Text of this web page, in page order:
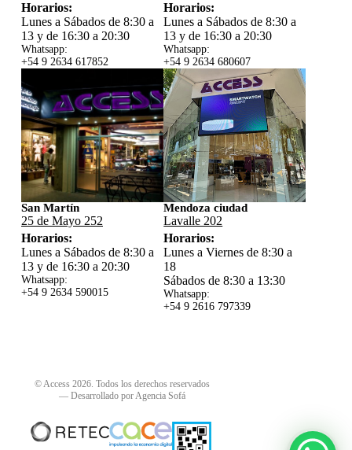
Horarios:
Lunes a Sábados de 8:30 a
13 y de 16:30 a 20:30
Whatsapp:
+54 9 2634 617852
Horarios:
Lunes a Sábados de 8:30 a
13 y de 16:30 a 20:30
Whatsapp:
+54 9 2634 680607
San Martín
25 de Mayo 252
Horarios:
Lunes a Sábados de 8:30 a
13 y de 16:30 a 20:30
Whatsapp:
+54 9 2634 590015
Mendoza ciudad
Lavalle 202
Horarios:
Lunes a Viernes de 8:30 a
18
Sábados de 8:30 a 13:30
Whatsapp:
+54 9 2616 797339
© Access 2026. Todos los derechos reservados
— Desarrollado por Agencia Sofá